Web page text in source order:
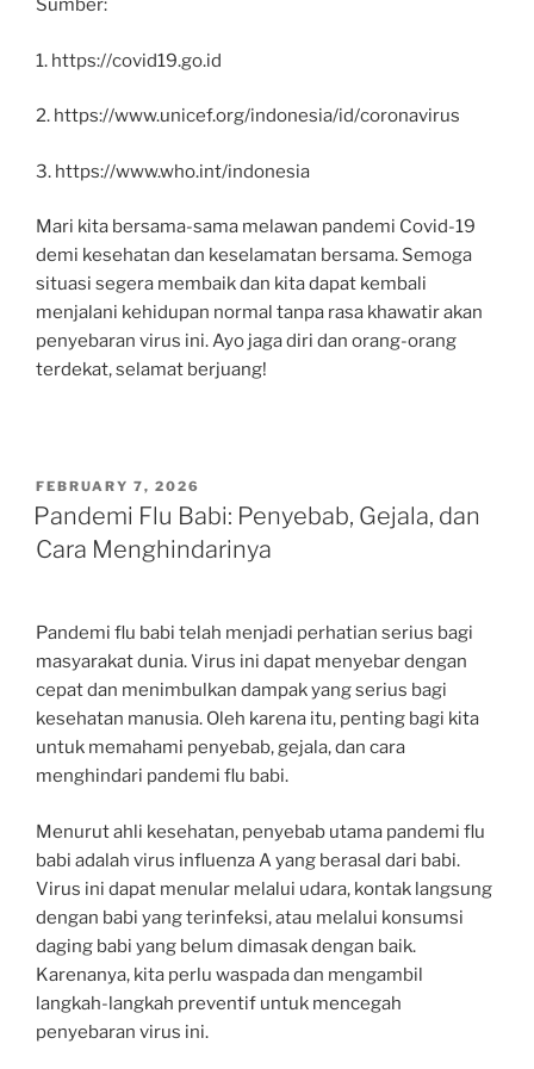
Sumber:
1. https://covid19.go.id
2. https://www.unicef.org/indonesia/id/coronavirus
3. https://www.who.int/indonesia
Mari kita bersama-sama melawan pandemi Covid-19
demi kesehatan dan keselamatan bersama. Semoga
situasi segera membaik dan kita dapat kembali
menjalani kehidupan normal tanpa rasa khawatir akan
penyebaran virus ini. Ayo jaga diri dan orang-orang
terdekat, selamat berjuang!
POSTED
ON
FEBRUARY 7, 2026
Pandemi Flu Babi: Penyebab, Gejala, dan
Cara Menghindarinya
Pandemi flu babi telah menjadi perhatian serius bagi
masyarakat dunia. Virus ini dapat menyebar dengan
cepat dan menimbulkan dampak yang serius bagi
kesehatan manusia. Oleh karena itu, penting bagi kita
untuk memahami penyebab, gejala, dan cara
menghindari pandemi flu babi.
Menurut ahli kesehatan, penyebab utama pandemi flu
babi adalah virus influenza A yang berasal dari babi.
Virus ini dapat menular melalui udara, kontak langsung
dengan babi yang terinfeksi, atau melalui konsumsi
daging babi yang belum dimasak dengan baik.
Karenanya, kita perlu waspada dan mengambil
langkah-langkah preventif untuk mencegah
penyebaran virus ini.